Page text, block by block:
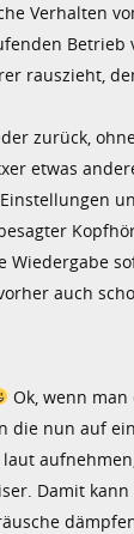
Verhalten
Betrieb
rauszieht,
zurück,
etwas
Wiedergabe
auch
Ok, wenn man
die nun auf
Damit kann